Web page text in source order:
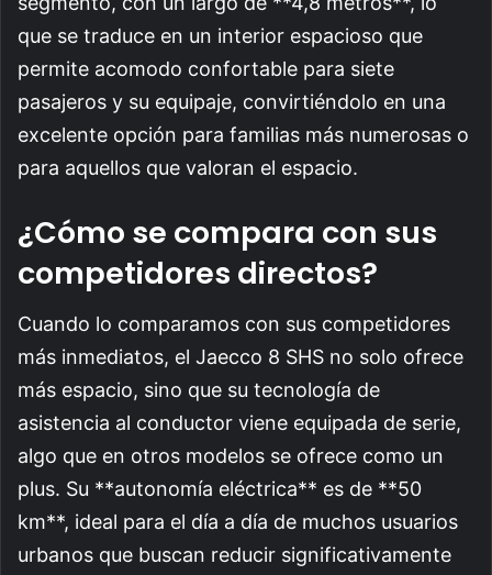
que se traduce en un interior espacioso que
permite acomodo confortable para siete
pasajeros y su equipaje, convirtiéndolo en una
excelente opción para familias más numerosas o
para aquellos que valoran el espacio.
¿Cómo se compara con sus
competidores directos?
Cuando lo comparamos con sus competidores
más inmediatos, el Jaecco 8 SHS no solo ofrece
más espacio, sino que su tecnología de
asistencia al conductor viene equipada de serie,
algo que en otros modelos se ofrece como un
plus. Su **autonomía eléctrica** es de **50
km**, ideal para el día a día de muchos usuarios
urbanos que buscan reducir significativamente